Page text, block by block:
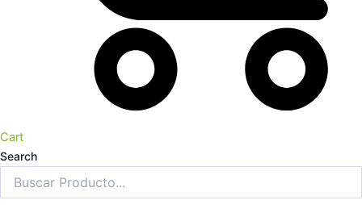
Cart
Search